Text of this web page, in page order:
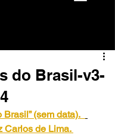
do Brasil-v3-
Brasil” (sem data).
Carlos de Lima.